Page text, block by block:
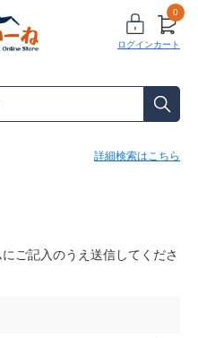
ログイン
0
カート
詳細検索はこちら
ご記入のうえ送信してくださ